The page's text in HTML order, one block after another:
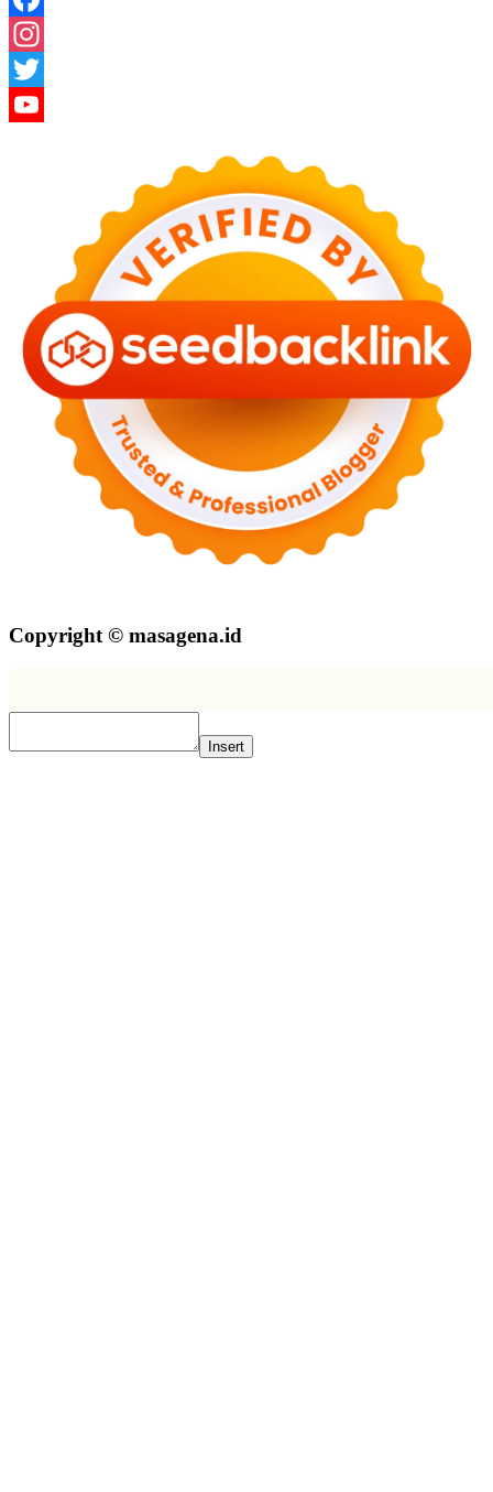
Facebook
Instagram
Twitter
Copyright © masagena.id
Insert